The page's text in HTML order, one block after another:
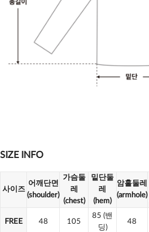
SIZE INFO
사이즈
어깨단면
(shoulder)
가슴둘
레
(chest)
밑단둘
레
(hem)
암홀둘레
(armhole)
FREE 48 105
85 (밴
딩)
48